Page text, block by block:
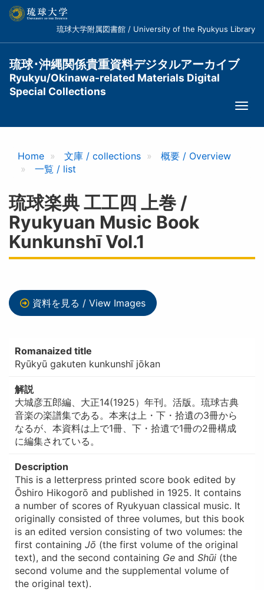
コ
琉球大学附属図書館 / University of the Ryukyus Library
琉球･沖縄関係貴重資料デジタルアーカイブ
Ryukyu/Okinawa-related Materials Digital
Special Collections
Home 文庫 / collections
概要 / Overview
一覧 / list
琉球楽典 工工四 上巻 /
Ryukyuan Music Book
Kunkunshī Vol.1
資料を見る / View Images
Romanaized title
Ryūkyū gakuten kunkunshī jōkan
解説
大城彦五郎編、大正14(1925）年刊。活版。琉球古典
音楽の楽譜集である。本来は上・下・拾遺の3冊から
なるが、本資料は上で1冊、下・拾遺で1冊の2冊構成
に編集されている。
Description
This is a letterpress printed score book edited by
Ōshiro Hikogorō and published in 1925. It contains
a number of scores of Ryukyuan classical music. It
originally consisted of three volumes, but this book
is an edited version consisting of two volumes: the
first containing Jō (the first volume of the original
text), and the second containing Geand Shūi(the
second volume and the supplemental volume of
the original text).